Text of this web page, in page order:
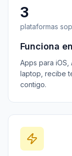
3
plataformas
Funciona
Apps para iOS,
laptop, recibe
contigo.